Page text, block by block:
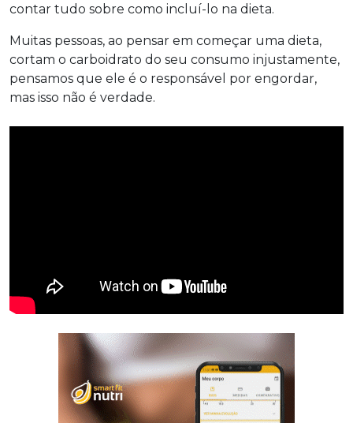
contar tudo sobre como incluí-lo na dieta.
Muitas pessoas, ao pensar em começar uma dieta,
cortam o carboidrato do seu consumo injustamente,
pensamos que ele é o responsável por engordar,
mas isso não é verdade.